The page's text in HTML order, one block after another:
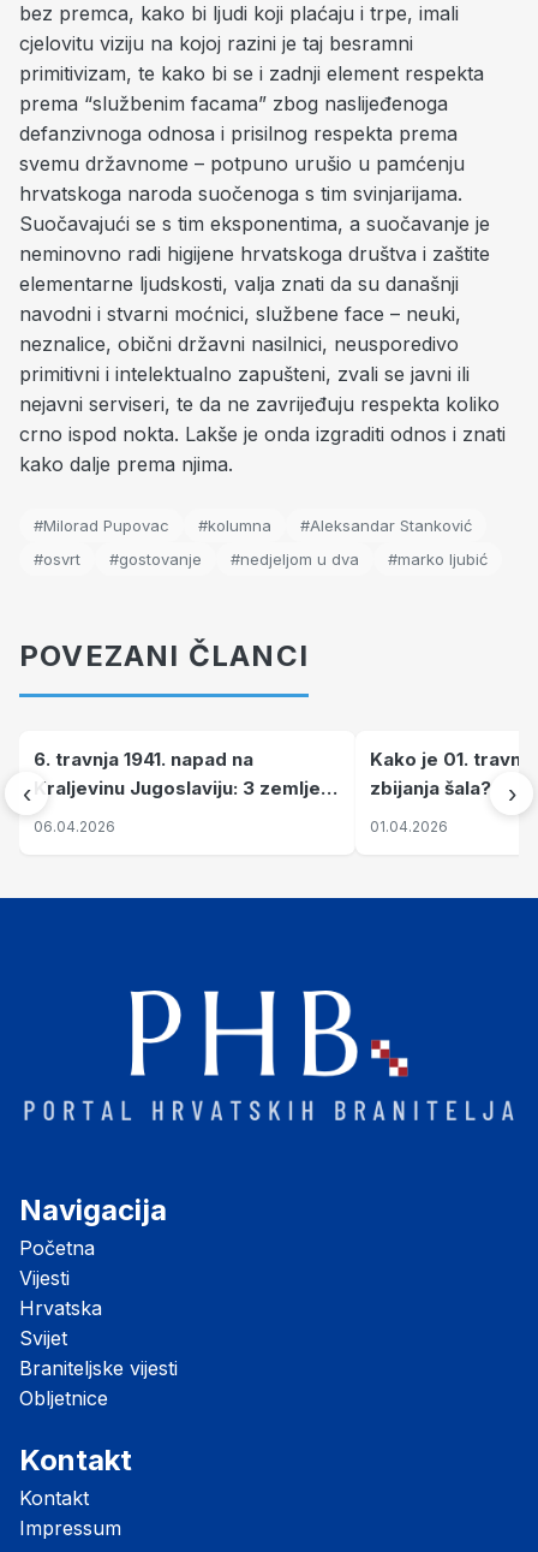
bez premca, kako bi ljudi koji plaćaju i trpe, imali
cjelovitu viziju na kojoj razini je taj besramni
primitivizam, te kako bi se i zadnji element respekta
prema “službenim facama” zbog naslijeđenoga
defanzivnoga odnosa i prisilnog respekta prema
svemu državnome – potpuno urušio u pamćenju
hrvatskoga naroda suočenoga s tim svinjarijama.
Suočavajući se s tim eksponentima, a suočavanje je
neminovno radi higijene hrvatskoga društva i zaštite
elementarne ljudskosti, valja znati da su današnji
navodni i stvarni moćnici, službene face – neuki,
neznalice, obični državni nasilnici, neusporedivo
primitivni i intelektualno zapušteni, zvali se javni ili
nejavni serviseri, te da ne zavrijeđuju respekta koliko
crno ispod nokta. Lakše je onda izgraditi odnos i znati
kako dalje prema njima.
#Milorad Pupovac #kolumna
#Aleksandar Stanković
#osvrt
#gostovanje #nedjeljom u dva #marko ljubić
POVEZANI ČLANCI
‹
6. travnja 1941. napad na
Kraljevinu Jugoslaviju: 3 zemlje
nastale njenim raspadom
06.04.2026
Kako je 01.
zbijanja šala?
01.04.2026
›
Navigacija
Početna
Vijesti
Hrvatska
Svijet
Braniteljske vijesti
Obljetnice
Kontakt
Kontakt
Impressum